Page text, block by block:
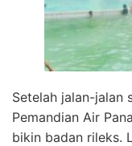
Setelah jalan-jalan
Pemandian Air
bikin badan rileks.